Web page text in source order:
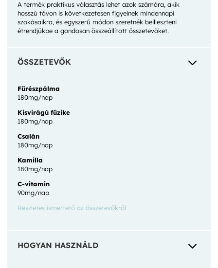
A termék praktikus választás lehet azok számára, akik
hosszú távon is következetesen figyelnek mindennapi
szokásaikra, és egyszerű módon szeretnék beilleszteni
étrendjükbe a gondosan összeállított összetevőket.
ÖSSZETEVŐK 3
Fűrészpálma
180mg/nap
Kisvirágú füzike
180mg/nap
Csalán
180mg/nap
Kamilla
180mg/nap
C-vitamin
90mg/nap
Részletes ismertető az összetevőkről
HOGYAN HASZNÁLD 3